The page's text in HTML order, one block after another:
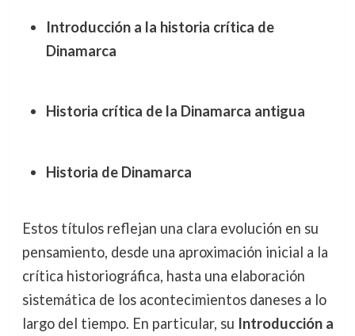
Introducción a la historia crítica de
Dinamarca
Historia crítica de la Dinamarca antigua
Historia de Dinamarca
Estos títulos reflejan una clara evolución en su
pensamiento, desde una aproximación inicial a la
crítica historiográfica, hasta una elaboración
sistemática de los acontecimientos daneses a lo
largo del tiempo. En particular, su Introducción a